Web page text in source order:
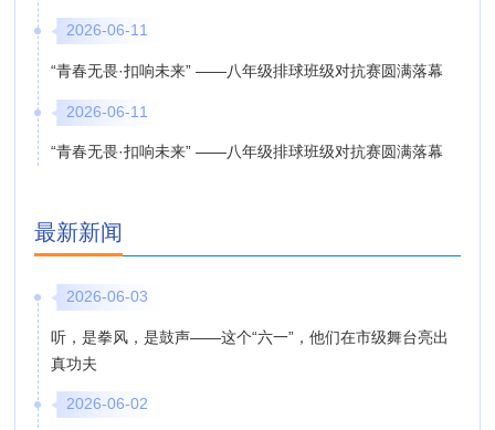
2026-06-11
“青春无畏·扣响未来” ——八年级排球班级对抗赛圆满落幕
2026-06-11
“青春无畏·扣响未来” ——八年级排球班级对抗赛圆满落幕
最新新闻
2026-06-03
听，是拳风，是鼓声——这个“六一”，他们在市级舞台亮出
真功夫
2026-06-02